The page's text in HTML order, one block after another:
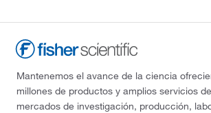
Mantenemos el avance de la ciencia
millones de productos y amplios servicios
mercados de investigación, producción,